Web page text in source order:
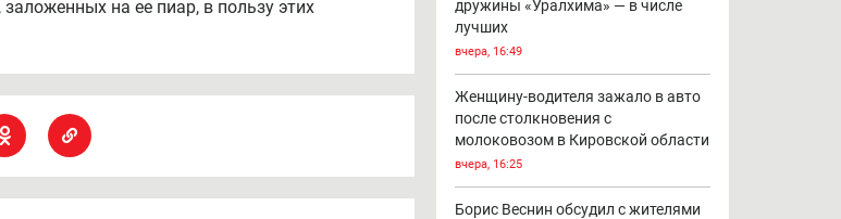
заложенных на ее пиар, в пользу этих
дружины «Уралхима» — в числе
лучших
вчера, 16:49
Женщину-водителя зажало в авто
после столкновения с
молоковозом в Кировской области
вчера, 16:25
Борис Веснин обсудил с жителями